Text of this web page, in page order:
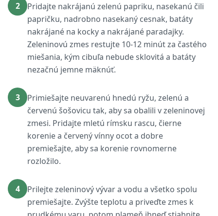
2
Pridajte nakrájanú zelenú papriku, nasekanú čili
papričku, nadrobno nasekaný cesnak, batáty
nakrájané na kocky a nakrájané paradajky.
Zeleninovú zmes restujte 10-12 minút za častého
miešania, kým cibuľa nebude sklovitá a batáty
nezačnú jemne mäknúť.
3
Primiešajte neuvarenú hnedú ryžu, zelenú a
červenú šošovicu tak, aby sa obalili v zeleninovej
zmesi. Pridajte mletú rímsku rascu, čierne
korenie a červený vínny ocot a dobre
premiešajte, aby sa korenie rovnomerne
rozložilo.
4
Prilejte zeleninový vývar a vodu a všetko spolu
premiešajte. Zvýšte teplotu a priveďte zmes k